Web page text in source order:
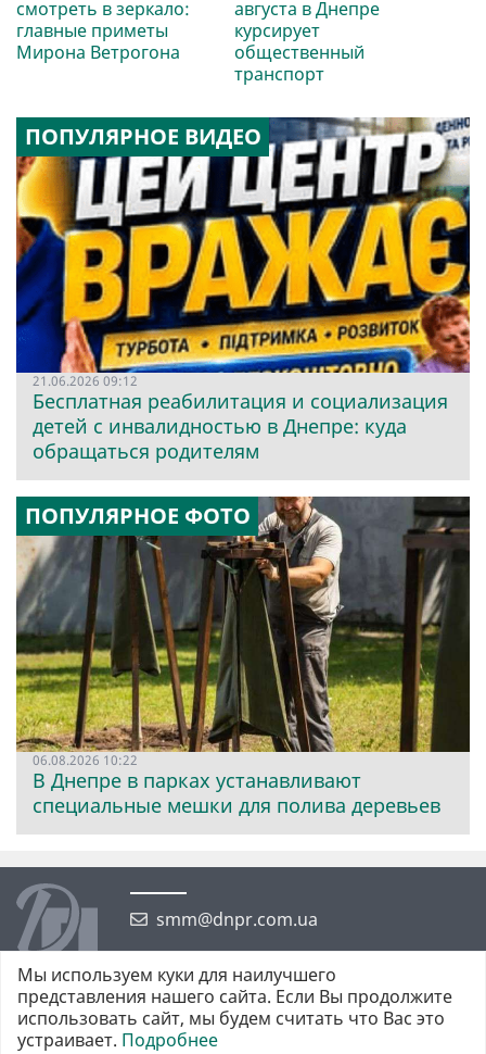
смотреть в зеркало:
главные приметы
Мирона Ветрогона
августа в Днепре
курсирует
общественный
транспорт
ПОПУЛЯРНОЕ ВИДЕО
21.06.2026 09:12
Бесплатная реабилитация и социализация
детей с инвалидностью в Днепре: куда
обращаться родителям
ПОПУЛЯРНОЕ ФОТО
06.08.2026 10:22
В Днепре в парках устанавливают
специальные мешки для полива деревьев
smm@dnpr.com.ua
Мы используем куки для наилучшего
представления нашего сайта. Если Вы продолжите
использовать сайт, мы будем считать что Вас это
устраивает. Подробнее